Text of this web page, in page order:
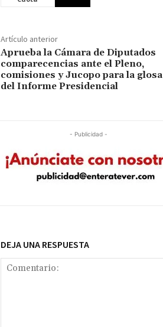
Artículo anterior
Aprueba la Cámara de Diputados
comparecencias ante el Pleno,
comisiones y Jucopo para la glosa
del Informe Presidencial
- Publicidad -
DEJA UNA RESPUESTA